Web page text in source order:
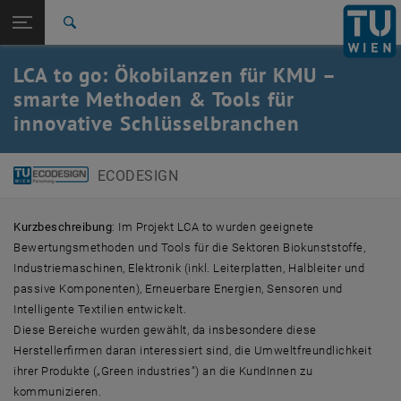
TU Login
Quicklinks
Quicklinks-Menü umschalten
Studium
International
Karriere
Zur 1. Menü Ebene
E307-01-2-Forschungsgruppe Ecodesign
Zurück: Subseiten von Tool- und Methodenentwicklung auflisten
Zurück zur letzten Ebene:
Tool- und Methodenentwicklung
LCA to go
LCA to go: Ökobilanzen für KMU –
smarte Methoden & Tools für
innovative Schlüsselbranchen
ECODESIGN
Kurzbeschreibung: Im Projekt LCA to wurden geeignete
Bewertungsmethoden und Tools für die Sektoren Biokunststoffe,
Industriemaschinen, Elektronik (inkl. Leiterplatten, Halbleiter und
passive Komponenten), Erneuerbare Energien, Sensoren und
Intelligente Textilien entwickelt.
Diese Bereiche wurden gewählt, da insbesondere diese
Herstellerfirmen daran interessiert sind, die Umweltfreundlichkeit
ihrer Produkte („Green industries“) an die KundInnen zu
kommunizieren.